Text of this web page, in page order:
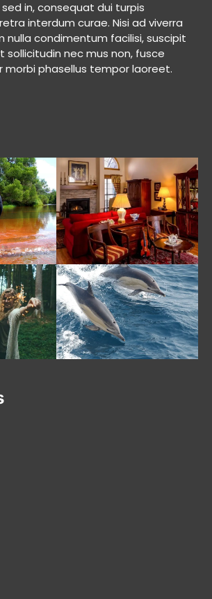
in, consequat dui turpis
interdum curae. Nisi ad viverra
nulla condimentum facilisi, suscipit
sollicitudin nec mus non, fusce
phasellus tempor laoreet.